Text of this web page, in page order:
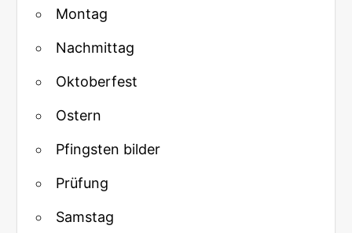
Montag
Nachmittag
Oktoberfest
Ostern
Pfingsten bilder
Prüfung
Samstag